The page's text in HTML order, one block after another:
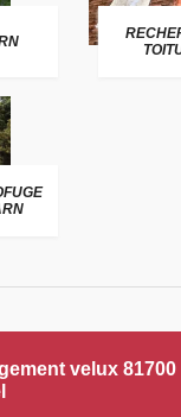
velux